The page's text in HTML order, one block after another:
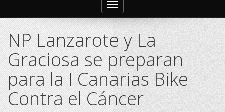
Toggle
navigation
NP Lanzarote y La
Graciosa se preparan
para la I Canarias Bike
Contra el Cáncer